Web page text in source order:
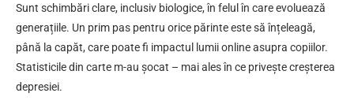
Sunt schimbări clare, inclusiv biologice, în felul în care evoluează
generațiile. Un prim pas pentru orice părinte este să înțeleagă,
până la capăt, care poate fi impactul lumii online asupra copiilor.
Statisticile din carte m-au șocat – mai ales în ce privește creșterea
depresiei.